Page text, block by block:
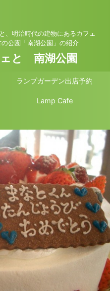
、明治時代の建物にあるカフェ
公園「南湖公園」の紹介
と 南湖公園
ランプガーデン出店予約
Lamp Cafe